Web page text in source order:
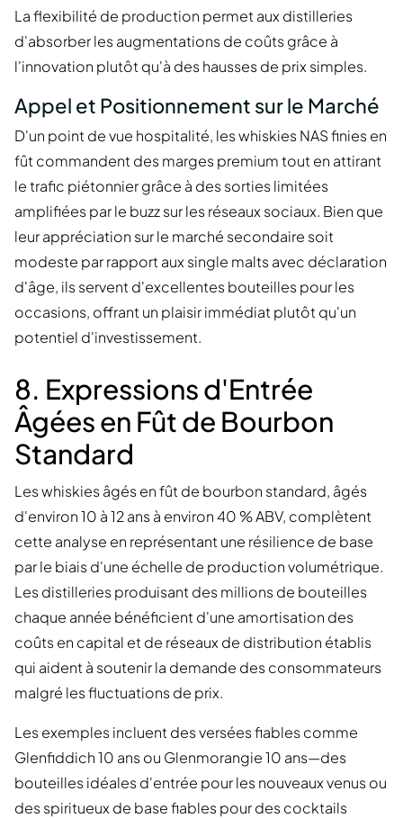
La flexibilité de production permet aux distilleries
d'absorber les augmentations de coûts grâce à
l'innovation plutôt qu'à des hausses de prix simples.
Appel et Positionnement sur le Marché
D'un point de vue hospitalité, les whiskies NAS finies en
fût commandent des marges premium tout en attirant
le trafic piétonnier grâce à des sorties limitées
amplifiées par le buzz sur les réseaux sociaux. Bien que
leur appréciation sur le marché secondaire soit
modeste par rapport aux single malts avec déclaration
d'âge, ils servent d'excellentes bouteilles pour les
occasions, offrant un plaisir immédiat plutôt qu'un
potentiel d'investissement.
8. Expressions d'Entrée
Âgées en Fût de Bourbon
Standard
Les whiskies âgés en fût de bourbon standard, âgés
d'environ 10 à 12 ans à environ 40 % ABV, complètent
cette analyse en représentant une résilience de base
par le biais d'une échelle de production volumétrique.
Les distilleries produisant des millions de bouteilles
chaque année bénéficient d'une amortisation des
coûts en capital et de réseaux de distribution établis
qui aident à soutenir la demande des consommateurs
malgré les fluctuations de prix.
Les exemples incluent des versées fiables comme
Glenfiddich 10 ans ou Glenmorangie 10 ans—des
bouteilles idéales d'entrée pour les nouveaux venus ou
des spiritueux de base fiables pour des cocktails